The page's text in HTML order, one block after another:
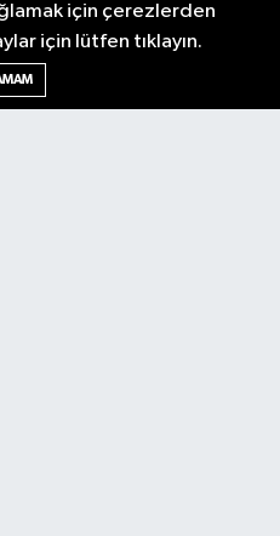
güvendiği haber kaynağı.
için çerezlerden
için lütfen tıklayın.